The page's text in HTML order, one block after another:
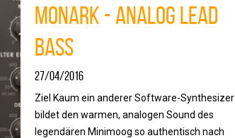
Monark - Analog Lead
Bass
27/04/2016
Ziel Kaum ein anderer Software-Synthesizer
bildet den warmen, analogen Sound des
legendären Minimoog so authentisch nach